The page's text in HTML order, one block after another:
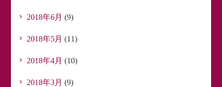
2018年6月 (9)
2018年5月 (11)
2018年4月 (10)
2018年3月 (9)